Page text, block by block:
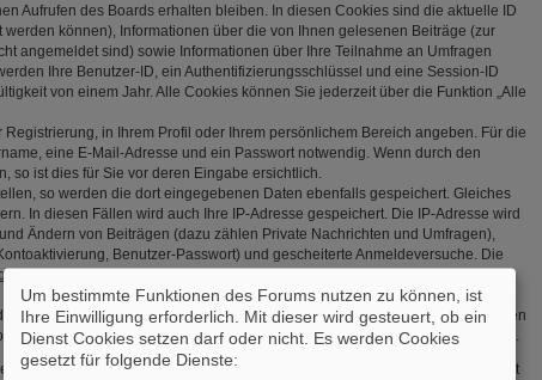
Aufrufen des Boards erhalten bleiben. In diesen Cookies sind die aktuelle ID
können), Informationen über die von Ihnen gelesenen Beiträge (zur
angemeldet sind) sowie Informationen über Ihre Teilnahme an Umfragen
Ihre Benutzer-ID, ein Authentifizierungsschlüssel und eine Session-ID
von einem Jahr. Alle Cookies können Sie jederzeit über die Funktion „Alle
in Ihrem Profil oder Ihrem persönlichem Bereich angeben. Für die
eine E-Mail-Adresse und ein Passwort notwendig. Wenn durch den
so ist dies für Sie vor deren Eingabe ersichtlich.
so werden die dort eingegebenen Daten ebenfalls gespeichert. Gleiches
In diesen Fällen wird auch Ihre IP-Adresse gespeichert. Die IP-Adresse wird
Ändern von Beiträgen (dazu zählen Private Nachrichten und Umfragen),
Benutzer-Passwort) und gescheiterte Anmeldeversuche. Die
Agent) wird nur in der „Wer ist online?“-Funktion angezeigt und nicht
weitere Daten gespeichert werden. Dazu gehören Ihr Abstimmungsverhalten
explizit von Ihnen gesetzte Lesezeichen oder Benachrichtigungsfunktionen.
so dass es sicher ist. Jedoch wird Ihnen empfohlen, dieses Passwort
Um bestimmte Funktionen des Forums nutzen zu können, ist
Ihre Einwilligung erforderlich. Mit dieser wird gesteuert, ob ein
Dienst Cookies setzen darf oder nicht. Es werden Cookies
gesetzt für folgende Dienste: